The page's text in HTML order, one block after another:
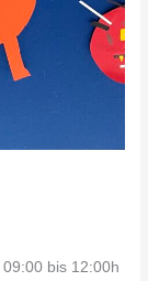
bis 12:00h